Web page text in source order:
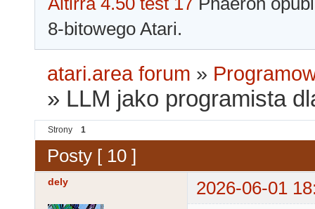
8-bitowego Atari.
atari.area forum »
» LLM jako programista
Strony 1
Posty [ 10 ]
dely 2026-06-01